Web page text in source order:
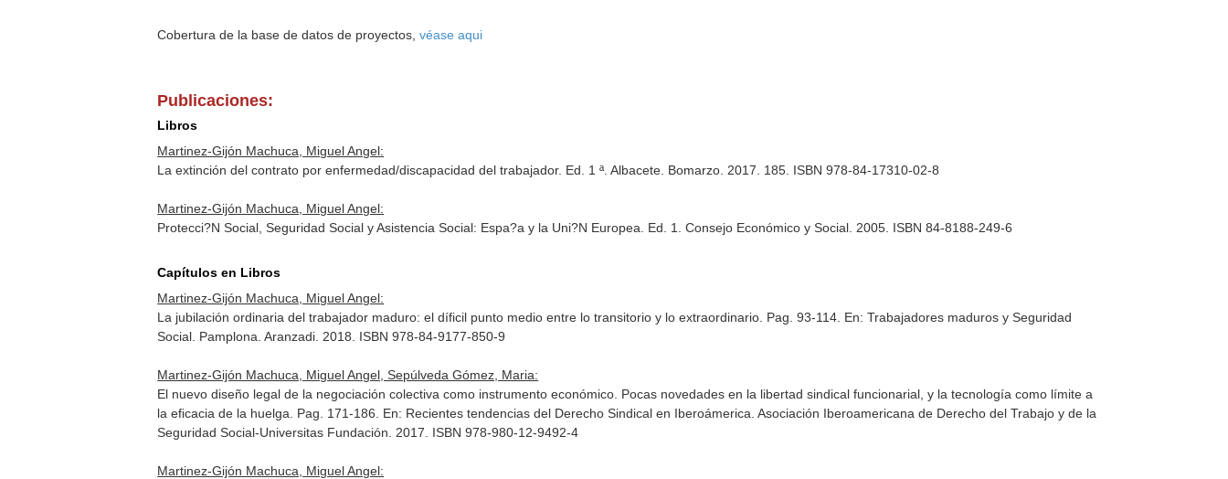
Cobertura de la base de datos de proyectos,véase aqui
Publicaciones:
Libros
Martinez-Gijón Machuca, Miguel Angel:
La extinción del contrato por enfermedad/discapacidad del trabajador. Ed. 1 ª. Albacete. Bomarzo. 2017. 185. ISBN 978-84-17310-02-8
Martinez-Gijón Machuca, Miguel Angel:
Protecci?N Social, Seguridad Social y Asistencia Social: Espa?a y la Uni?N Europea. Ed. 1. Consejo Económico y Social. 2005. ISBN 84-8188-249-6
Capítulos en Libros
Martinez-Gijón Machuca, Miguel Angel:
La jubilación ordinaria del trabajador maduro: el díficil punto medio entre lo transitorio y lo extraordinario. Pag. 93-114. En: Trabajadores maduros y Seguridad
Social . Pamplona. Aranzadi. 2018. ISBN 978-84-9177-850-9
Martinez-Gijón Machuca, Miguel Angel, Sepúlveda Gómez, Maria:
El nuevo diseño legal de la negociación colectiva como instrumento económico. Pocas novedades en la libertad sindical funcionarial, y la tecnología como límite a
la eficacia de la huelga. Pag. 171-186. En: Recientes tendencias del Derecho Sindical en Iberoámerica . Asociación Iberoamericana de Derecho del Trabajo y de la
Seguridad Social-Universitas Fundación. 2017. ISBN 978-980-12-9492-4
Martinez-Gijón Machuca, Miguel Angel: